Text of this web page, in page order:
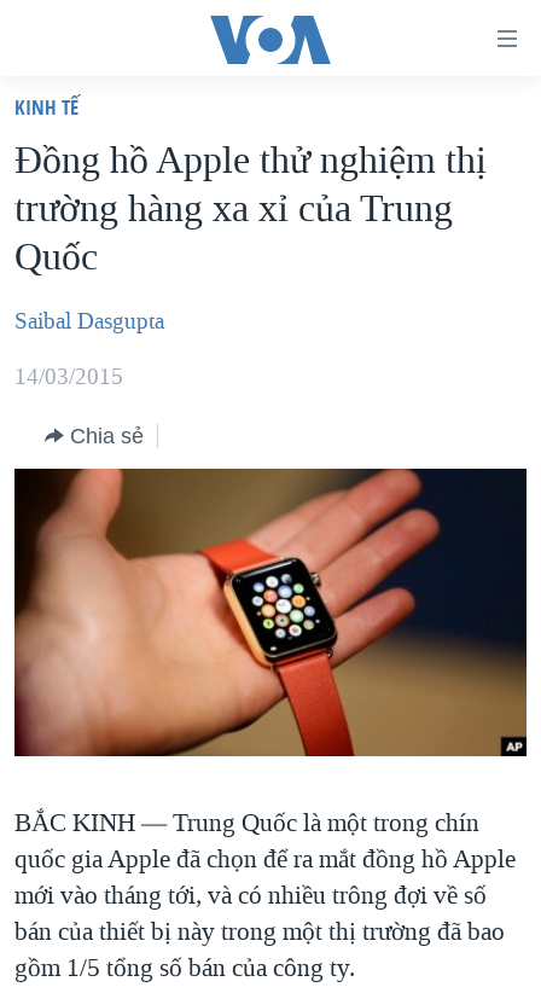
truy
cập
Tới
nội
dung
chính
điều
hướng
chính
"Tìm"
VIỆT NAM
HOA KỲ
BIỂN ĐÔNG
THẾ GIỚI
DIỄN ĐÀN
MỤC
TỰ DO BÁO CHÍ
VẠCH TRẦN TIN GIẢ
NGƯỜI VIỆT HẢI NGOẠI
KINH TẾ
SỨC KHOẺ
THỂ THAO
GIÁO DỤC
CHUYÊN ĐỀ
CHIẾN TRANH THƯƠNG MẠI CỦA MỸ: QUÁ KHỨ VÀ HIỆN
HÀNH TRÌNH BẦU CỬ 2024
MỘT NĂM CHIẾN TRANH TẠI DẢI GAZA
GIẢI MÃ VÀNH ĐAI & CON ĐƯỜNG
NGÀY TỊ NẠN THẾ GIỚI
GROUND ZERO – XƯA VÀ NAY
CHI PHÍ CHIẾN TRANH AFGHANISTAN
CÁC GIÁ TRỊ CỘNG HÒA Ở VIỆT NAM
THƯỢNG ĐỈNH TRUMP-KIM TẠI VIỆT NAM
TRỊNH VĨNH BÌNH VS. CHÍNH PHỦ VIỆT NAM
HỌC TIẾNG ANH
NGHE
KINH TẾ
Đồng hồ Apple thử nghiệm thị
trường hàng xa xỉ của Trung
Quốc
Saibal Dasgupta
14/03/2015
Chia sẻ
BẮC KINH —Trung Quốc là một trong chín
quốc gia Apple đã chọn để ra mắt đồng hồ Apple
mới vào tháng tới, và có nhiều trông đợi về số
bán của thiết bị này trong một thị trường đã bao
gồm 1/5 tổng số bán của công ty.